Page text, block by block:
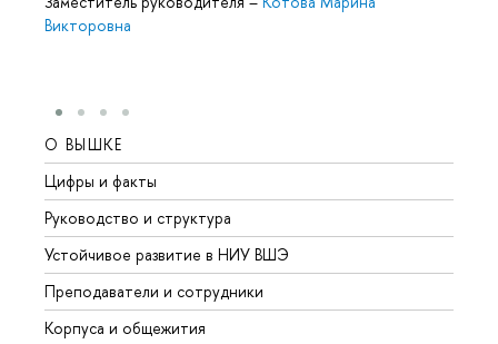
Викторовна
О ВЫШКЕ
Цифры и факты
Руководство и структура
Устойчивое развитие в НИУ ВШЭ
Преподаватели и сотрудники
Корпуса и общежития